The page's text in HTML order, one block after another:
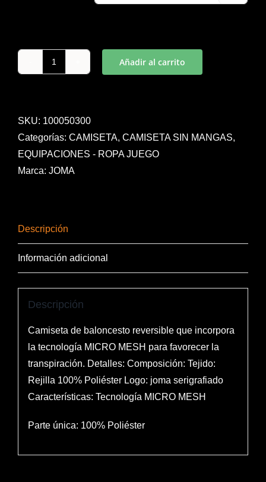
CAMISETA
MARINO-
BLANCO
S/M
cantidad
Añadir al carrito
SKU: 100050300
Categorías: CAMISETA, CAMISETA SIN MANGAS,
EQUIPACIONES - ROPA JUEGO
Marca: JOMA
Descripción
Información adicional
Descripción
Camiseta de baloncesto reversible que incorpora
la tecnología MICRO MESH para favorecer la
transpiración. Detalles: Composición: Tejido:
Rejilla 100% Poliéster Logo: joma serigrafiado
Características: Tecnología MICRO MESH
Parte única: 100% Poliéster